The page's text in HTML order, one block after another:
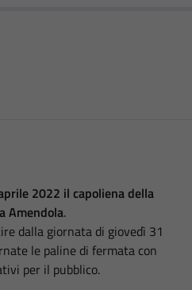
2022 il capoliena della
Amendola.
dalla giornata di giovedì 31
le paline di fermata con
per il pubblico.